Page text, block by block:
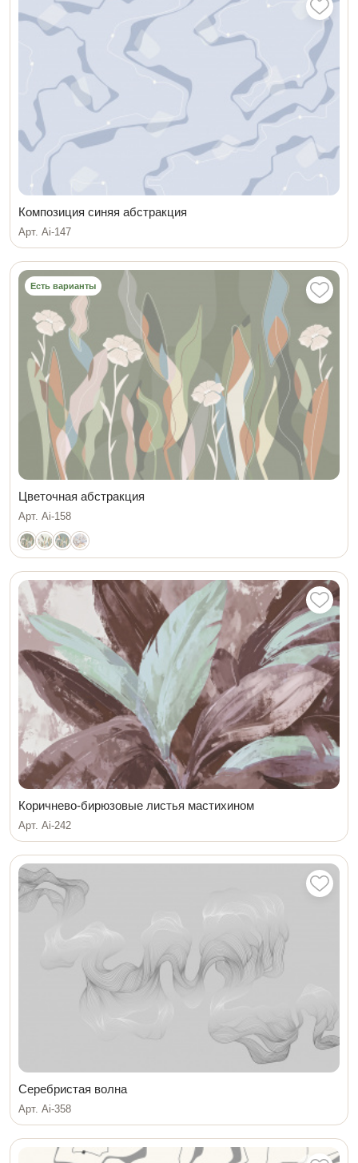
Композиция синяя абстракция
Арт. Ai-147
Есть варианты
Цветочная абстракция
Арт. Ai-158
Коричнево-бирюзовые листья мастихином
Арт. Ai-242
Серебристая волна
Арт. Ai-358